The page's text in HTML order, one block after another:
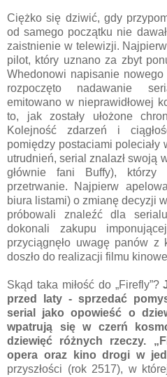
Ciężko się dziwić, gdy
od samego początku nie
zaistnienie w telewizji.
pilot, który uznano za zbyt
Whedonowi napisanie
rozpoczęto nadawanie
emitowano w nieprawidłowej
to, jak zostały ułożone
Kolejność zdarzeń i
pomiędzy postaciami
utrudnień, serial znalazł swoją
głównie fani Buffy),
przetrwanie. Najpierw
biura listami) o zmianę decyzji
próbowali znaleźć dla
dokonali zakupu
przyciągnęło uwagę panów z
doszło do realizacji filmu
Skąd taka miłość do „Firefly”?
przed laty - sprzedać
serial jako opowieść o
wpatrują się w czerń
dziewięć różnych rzeczy.
opera oraz kino drogi w
przyszłości (rok 2517), w